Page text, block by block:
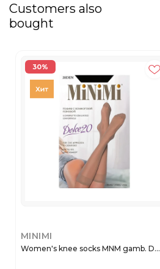
Customers also
bought
30%
MINIMI
Women's knee socks MNM gamb. D...